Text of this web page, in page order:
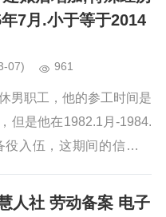
7月.小于等于2014
07) 961
男职工，他的参工时间是
但是他在1982.1月-1984.
役入伍，这期间的信息需
月算起。...
人社 劳动备案 电子